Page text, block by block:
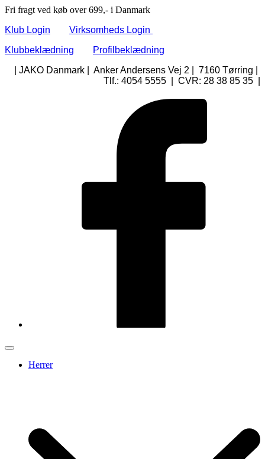
Fri fragt ved køb over 699,- i Danmark
Klub Login
Virksomheds Login
Klubbeklædning
Profilbeklædning
| JAKO Danmark | Anker Andersens Vej 2 | 7160 Tørring |
Tlf.: 4054 5555 | CVR: 28 38 85 35 |
Herrer